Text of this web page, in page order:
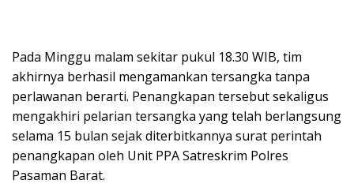
Pada Minggu malam sekitar pukul 18.30 WIB, tim
akhirnya berhasil mengamankan tersangka tanpa
perlawanan berarti. Penangkapan tersebut sekaligus
mengakhiri pelarian tersangka yang telah berlangsung
selama 15 bulan sejak diterbitkannya surat perintah
penangkapan oleh Unit PPA Satreskrim Polres
Pasaman Barat.